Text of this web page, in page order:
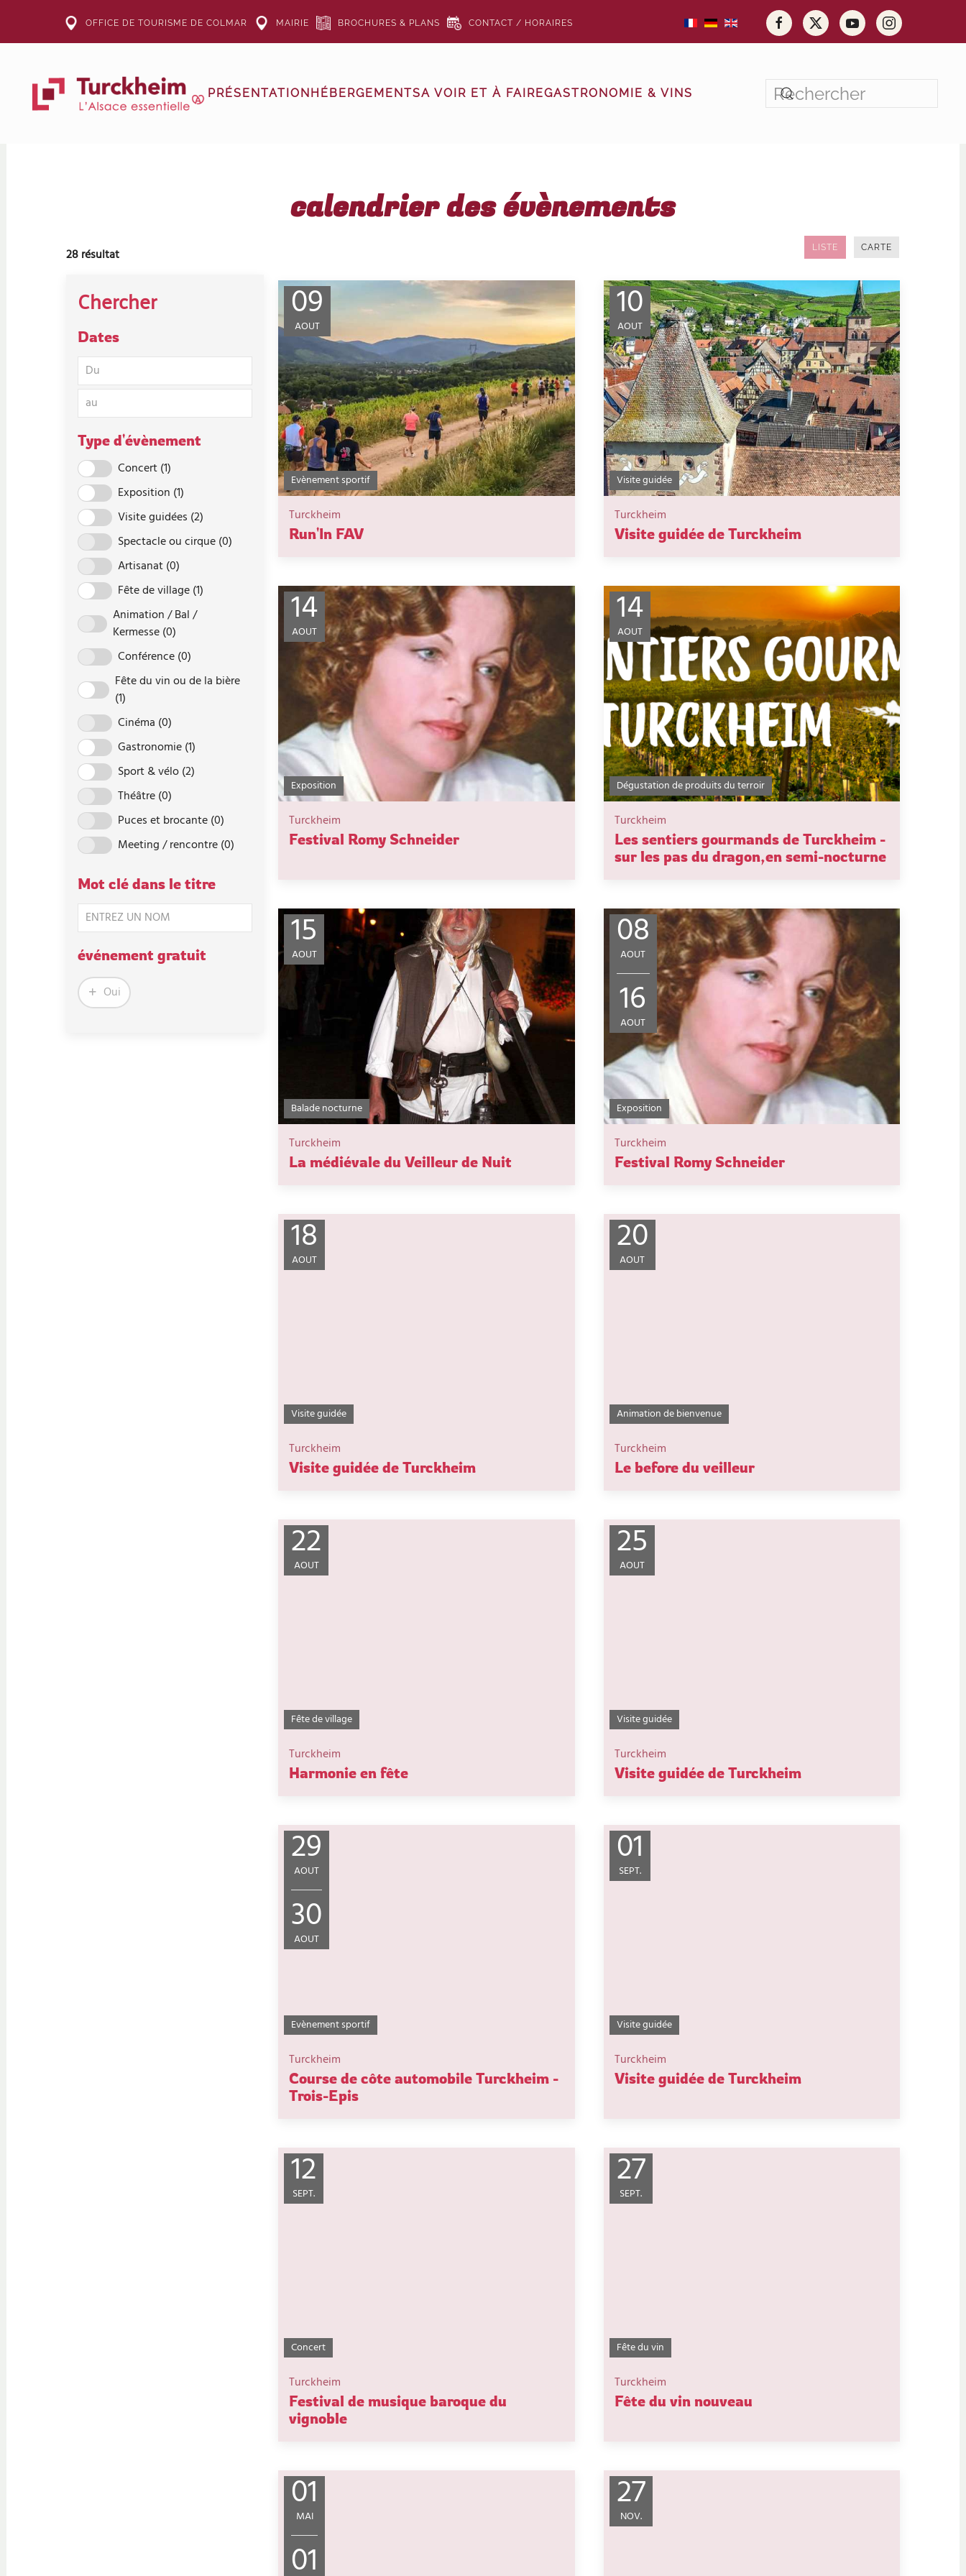
Accéder au contenu principal
OFFICE DE TOURISME DE COLMAR MAIRIE BROCHURES & PLANS CONTACT / HORAIRES
PRÉSENTATIONHÉBERGEMENTSA VOIR ET À FAIREGASTRONOMIE & VINS
calendrier des évènements
28résultat
Chercher
Dates
Type d'évènement
Concert(1)
Exposition (1)
Visite guidées (2)
Spectacle ou cirque(0)
Artisanat(0)
Fête de village(1)
Animation / Bal /
Kermesse(0)
Conférence(0)
Fête du vin ou de la bière
(1)
Cinéma (0)
Gastronomie(1)
Sport & vélo(2)
Théâtre(0)
Puces et brocante(0)
Meeting / rencontre(0)
Mot clé dans le titre
événement gratuit
Oui
LISTE CARTE
09
AOUT
Evènement sportif
Turckheim
Run'In FAV
10
AOUT
Visite guidée
Turckheim
Visite guidée de Turckheim
14
AOUT
Exposition
Turckheim
Festival Romy Schneider
14
AOUT
Dégustation de produits du terroir
Turckheim
Les sentiers gourmands de Turckheim -
sur les pas du dragon,en semi-nocturne
15
AOUT
Balade nocturne
Turckheim
La médiévale du Veilleur de Nuit
08
AOUT
16
AOUT
Exposition
Turckheim
Festival Romy Schneider
18
AOUT
Visite guidée
Turckheim
Visite guidée de Turckheim
20
AOUT
Animation de bienvenue
Turckheim
Le before du veilleur
22
AOUT
Fête de village
Turckheim
Harmonie en fête
25
AOUT
Visite guidée
Turckheim
Visite guidée de Turckheim
29
AOUT
30
AOUT
Evènement sportif
Turckheim
Course de côte automobile Turckheim -
Trois-Epis
01
SEPT.
Visite guidée
Turckheim
Visite guidée de Turckheim
12
SEPT.
Concert
Turckheim
Festival de musique baroque du
vignoble
27
SEPT.
Fête du vin
Turckheim
Fête du vin nouveau
01
MAI
01
27
NOV.